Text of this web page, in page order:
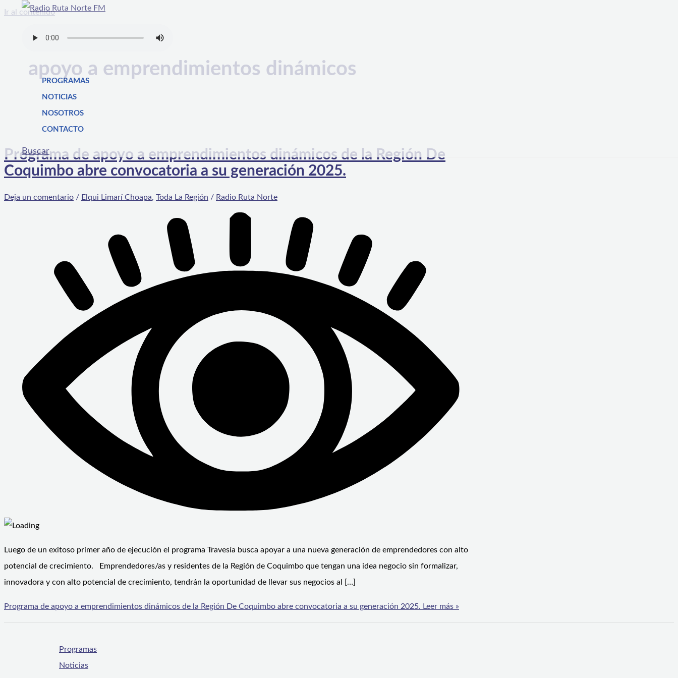
Ir al contenido
PROGRAMAS
NOTICIAS
NOSOTROS
CONTACTO
Buscar
apoyo a emprendimientos dinámicos
Programa de apoyo a emprendimientos dinámicos de la Región De
Coquimbo abre convocatoria a su generación 2025.
Deja un comentario / Elqui Limarí Choapa, Toda La Región / Radio Ruta Norte
Luego de un exitoso primer año de ejecución el programa Travesía busca apoyar a una nueva generación de emprendedores con alto
potencial de crecimiento. Emprendedores/as y residentes de la Región de Coquimbo que tengan una idea negocio sin formalizar,
innovadora y con alto potencial de crecimiento, tendrán la oportunidad de llevar sus negocios al […]
Programa de apoyo a emprendimientos dinámicos de la Región De Coquimbo abre convocatoria a su generación 2025. Leer más »
Programas
Noticias